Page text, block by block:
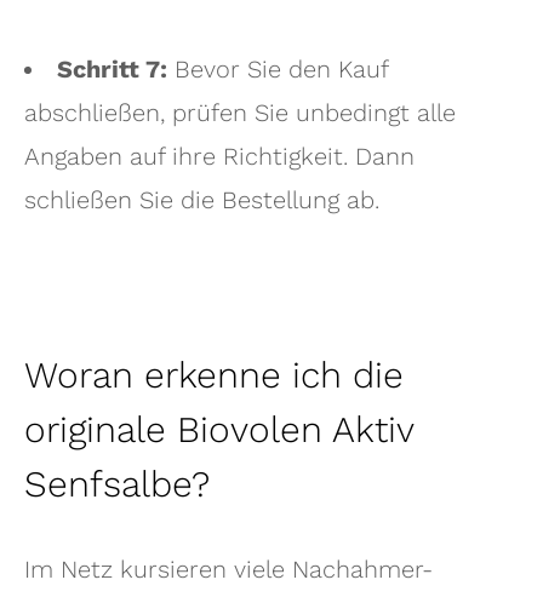
Schritt 7: Bevor Sie den Kauf
abschließen, prüfen Sie unbedingt alle
Angaben auf ihre Richtigkeit. Dann
schließen Sie die Bestellung ab.
Woran erkenne ich die
originale Biovolen Aktiv
Senfsalbe?
Im Netz kursieren viele Nachahmer-